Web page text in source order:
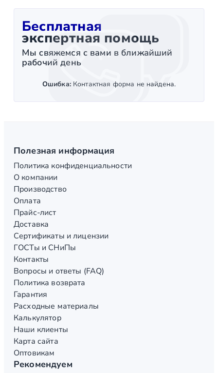
Бесплатная
экспертная помощь
Мы свяжемся с вами в ближайший
рабочий день
Ошибка:Контактная форма не найдена.
Полезная информация
Политика конфиденциальности
О компании
Производство
Оплата
Прайс-лист
Доставка
Сертификаты и лицензии
ГОСТы и СНиПы
Контакты
Вопросы и ответы (FAQ)
Политика возврата
Гарантия
Расходные материалы
Калькулятор
Наши клиенты
Карта сайта
Оптовикам
Рекомендуем